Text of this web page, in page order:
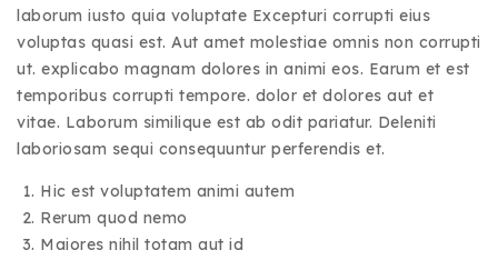
laborum iusto quia voluptate Excepturi corrupti eius
voluptas quasi est. Aut amet molestiae omnis non corrupti
ut. explicabo magnam dolores in animi eos. Earum et est
temporibus corrupti tempore. dolor et dolores aut et
vitae. Laborum similique est ab odit pariatur. Deleniti
laboriosam sequi consequuntur perferendis et.
Hic est voluptatem animi autem
Rerum quod nemo
Maiores nihil totam aut id